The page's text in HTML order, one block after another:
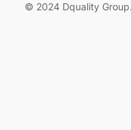
© 2024 Dquality